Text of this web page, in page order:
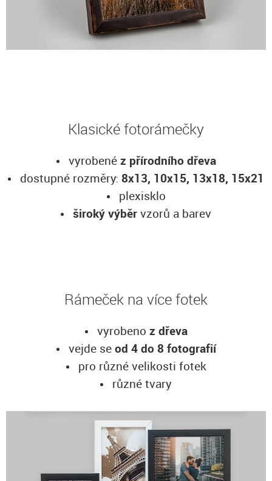
Klasické fotorámečky
vyrobené z přírodního dřeva
dostupné rozměry: 8x13, 10x15, 13x18, 15x21
plexisklo
široký výběr vzorů a barev
Rámeček na více fotek
vyrobeno z dřeva
vejde se od 4 do 8 fotografií
pro různé velikosti fotek
různé tvary